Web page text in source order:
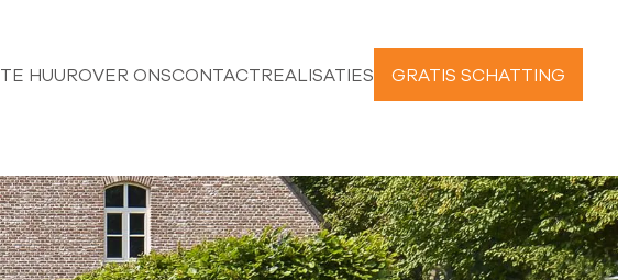
TE HUUROVER ONSCONTACTREALISATIES GRATIS SCHATTING